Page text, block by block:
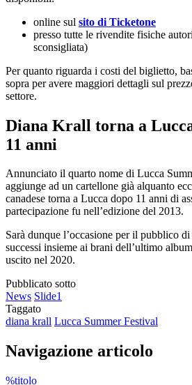
online sul sito di Ticketone
presso tutte le rivendite fisiche
sconsigliata)
Per quanto riguarda i costi del biglietto,
sopra per avere maggiori dettagli sul
settore.
Diana Krall torna a
11 anni
Annunciato il quarto nome di Lucca
aggiunge ad un cartellone già alquanto
canadese torna a Lucca dopo 11 anni di
partecipazione fu nell’edizione del 2013.
Sarà dunque l’occasione per il pubblico
successi insieme ai brani dell’ultimo
uscito nel 2020.
Pubblicato sotto
News Slide1
Taggato
diana krall Lucca Summer Festival
Navigazione articolo
%titolo